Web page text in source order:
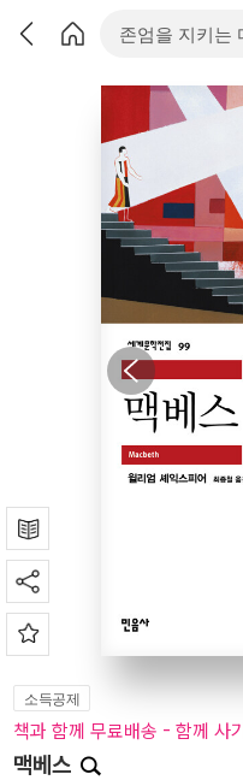
소득공제
책과 함께 무료배송 - 함께 사
맥베스